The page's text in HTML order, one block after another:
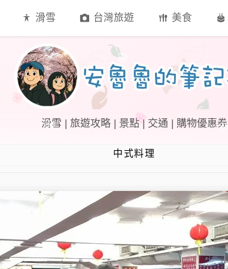
滑雪 | 旅遊攻略 | 景點 | 交通 | 購物優惠券
滑雪 台灣旅遊 美食
中式料理